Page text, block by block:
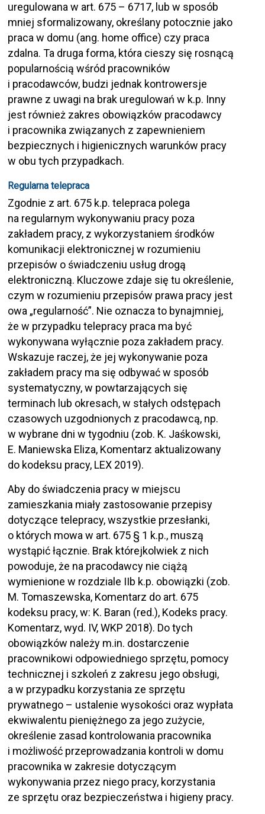
uregulowana w art. 675 – 6717, lub w sposób
mniej sformalizowany, określany potocznie jako
praca w domu (ang. home office) czy praca
zdalna. Ta druga forma, która cieszy się rosnącą
popularnością wśród pracowników
i pracodawców, budzi jednak kontrowersje
prawne z uwagi na brak uregulowań w k.p. Inny
jest również zakres obowiązków pracodawcy
i pracownika związanych z zapewnieniem
bezpiecznych i higienicznych warunków pracy
w obu tych przypadkach.
Regularna telepraca
Zgodnie z art. 675 k.p. telepraca polega
na regularnym wykonywaniu pracy poza
zakładem pracy, z wykorzystaniem środków
komunikacji elektronicznej w rozumieniu
przepisów o świadczeniu usług drogą
elektroniczną. Kluczowe zdaje się tu określenie,
czym w rozumieniu przepisów prawa pracy jest
owa „regularność”. Nie oznacza to bynajmniej,
że w przypadku telepracy praca ma być
wykonywana wyłącznie poza zakładem pracy.
Wskazuje raczej, że jej wykonywanie poza
zakładem pracy ma się odbywać w sposób
systematyczny, w powtarzających się
terminach lub okresach, w stałych odstępach
czasowych uzgodnionych z pracodawcą, np.
w wybrane dni w tygodniu (zob. K. Jaśkowski,
E. Maniewska Eliza, Komentarz aktualizowany
do kodeksu pracy, LEX 2019).
Aby do świadczenia pracy w miejscu
zamieszkania miały zastosowanie przepisy
dotyczące telepracy, wszystkie przesłanki,
o których mowa w art. 675 § 1 k.p., muszą
wystąpić łącznie. Brak którejkolwiek z nich
powoduje, że na pracodawcy nie ciążą
wymienione w rozdziale IIb k.p. obowiązki (zob.
M. Tomaszewska, Komentarz do art. 675
kodeksu pracy, w: K. Baran (red.), Kodeks pracy.
Komentarz, wyd. IV, WKP 2018). Do tych
obowiązków należy m.in. dostarczenie
pracownikowi odpowiedniego sprzętu, pomocy
technicznej i szkoleń z zakresu jego obsługi,
a w przypadku korzystania ze sprzętu
prywatnego – ustalenie wysokości oraz wypłata
ekwiwalentu pieniężnego za jego zużycie,
określenie zasad kontrolowania pracownika
i możliwość przeprowadzania kontroli w domu
pracownika w zakresie dotyczącym
wykonywania przez niego pracy, korzystania
ze sprzętu oraz bezpieczeństwa i higieny pracy.